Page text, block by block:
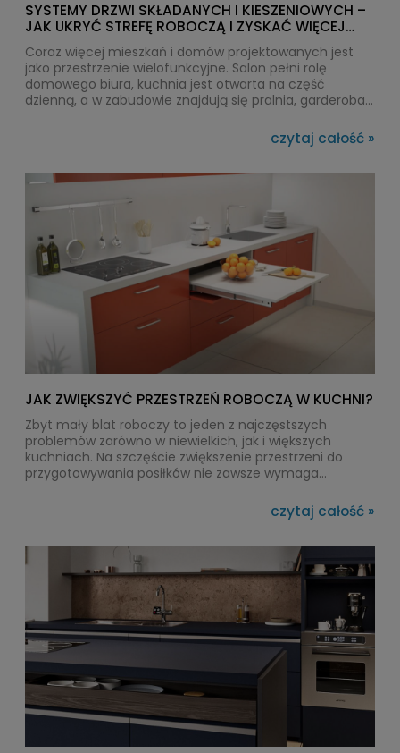
SYSTEMY DRZWI SKŁADANYCH I KIESZENIOWYCH –
JAK UKRYĆ STREFĘ ROBOCZĄ I ZYSKAĆ WIĘCEJ
PRZESTRZENI?
Coraz więcej mieszkań i domów projektowanych jest
jako przestrzenie wielofunkcyjne. Salon pełni rolę
domowego biura, kuchnia jest otwarta na część
dzienną, a w zabudowie znajdują się pralnia, garderoba
doskonale sprawdzają się systemy drzwi kieszeniowych
oraz drzwi składane do zabudowy, które pozwalają ukryć
dostępny metraż. Dzięki odpowiednio dobranym
mechanizmom fronty mogą składać się lub całkowicie
chować w korpusie mebla, zapewniając wygodny
dostęp do jego wnętrza.
czytaj całość »
JAK ZWIĘKSZYĆ PRZESTRZEŃ ROBOCZĄ W KUCHNI?
Zbyt mały blat roboczy to jeden z najczęstszych
problemów zarówno w niewielkich, jak i większych
kuchniach. Na szczęście zwiększenie przestrzeni do
przygotowywania posiłków nie zawsze wymaga
wielu przypadkach wystarczy zastosować wysuwany lub
składany blat kuchenny, który pozwoli zyskać
czytaj całość »